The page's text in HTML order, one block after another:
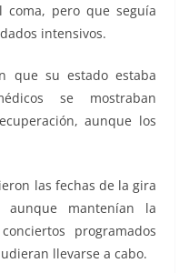
pero que seguía
intensivos.
que su estado estaba
se mostraban
aunque los
las fechas de la gira
mantenían la
programados
llevarse a cabo.